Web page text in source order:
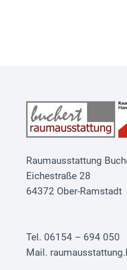
Raumausstattung
Eichestraße 28
64372 Ober-Ramstadt
Tel. 06154 – 694 050
Mail.